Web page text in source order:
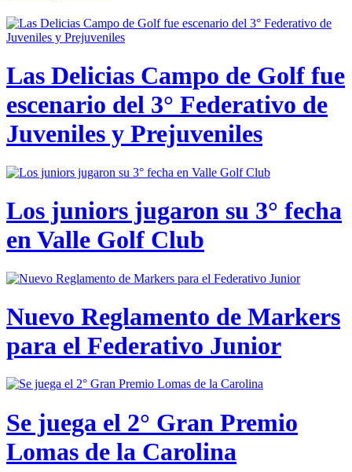
Las Delicias Campo de Golf fue
escenario del 3° Federativo de
Juveniles y Prejuveniles
Los juniors jugaron su 3° fecha
en Valle Golf Club
Nuevo Reglamento de Markers
para el Federativo Junior
Se juega el 2° Gran Premio
Lomas de la Carolina